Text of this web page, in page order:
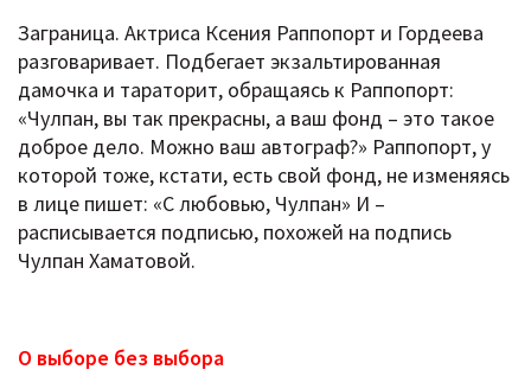
Заграница. Актриса Ксения Раппопорт и Гордеева
разговаривает. Подбегает экзальтированная
дамочка и тараторит, обращаясь к Раппопорт:
«Чулпан, вы так прекрасны, а ваш фонд – это такое
доброе дело. Можно ваш автограф?» Раппопорт, у
которой тоже, кстати, есть свой фонд, не изменяясь
в лице пишет: «С любовью, Чулпан» И –
расписывается подписью, похожей на подпись
Чулпан Хаматовой.
О выборе без выбора